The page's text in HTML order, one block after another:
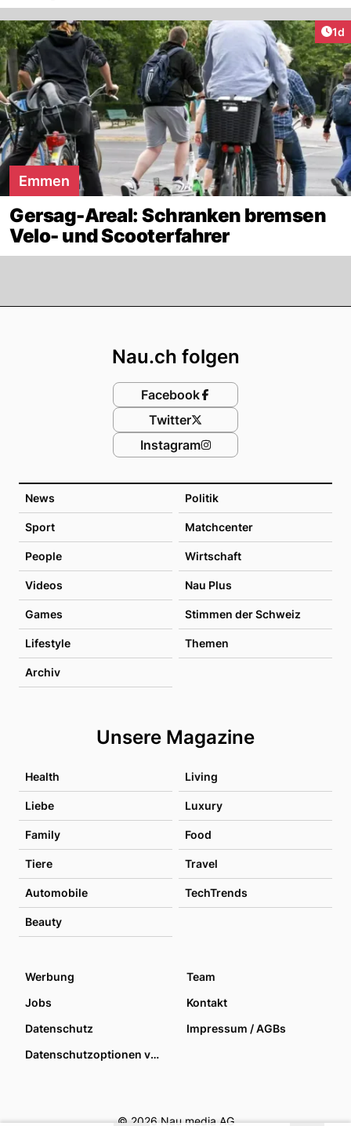
1d
Emmen
Gersag-Areal: Schranken bremsen
Velo- und Scooterfahrer
News Politik
Sport Matchcenter
People Wirtschaft
Videos Nau Plus
Games Stimmen der Schweiz
Lifestyle Themen
Archiv
Unsere Magazine
Health Living
Liebe Luxury
Family Food
Tiere Travel
Automobile TechTrends
Beauty
Nau.ch folgen
Facebook
Twitter
Instagram
Werbung
Team
Jobs
Kontakt
Datenschutz
Impressum / AGBs
Datenschutzoptionen verwalten
© 2026 Nau media AG